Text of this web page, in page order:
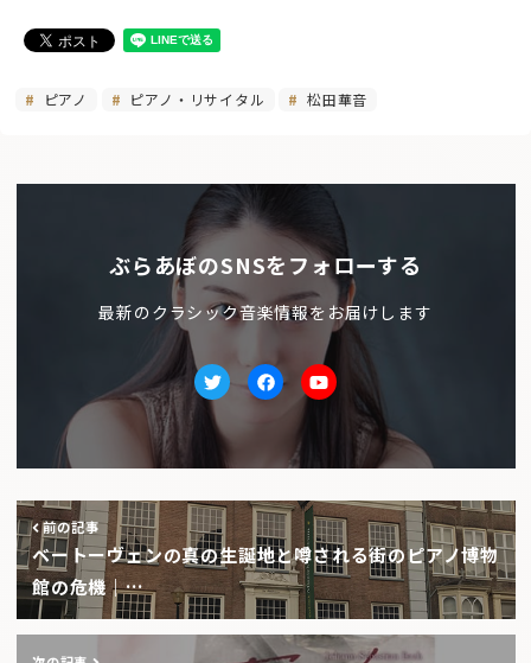
ピアノ ピアノ・リサイタル 松田華音
ぶらあぼのSNSをフォローする
最新のクラシック音楽情報をお届けします
TwitterfacebookYoutube
前の記事
ベートーヴェンの真の生誕地と噂される街のピアノ博物
館の危機｜…